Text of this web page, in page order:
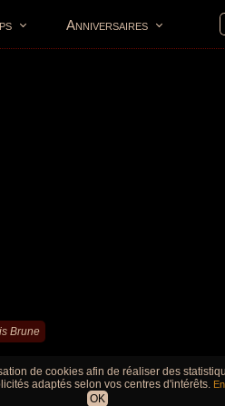
Anniversaires
Brune
de cookies afin de réaliser des
adaptés selon vos centres d'intérêts.
OK